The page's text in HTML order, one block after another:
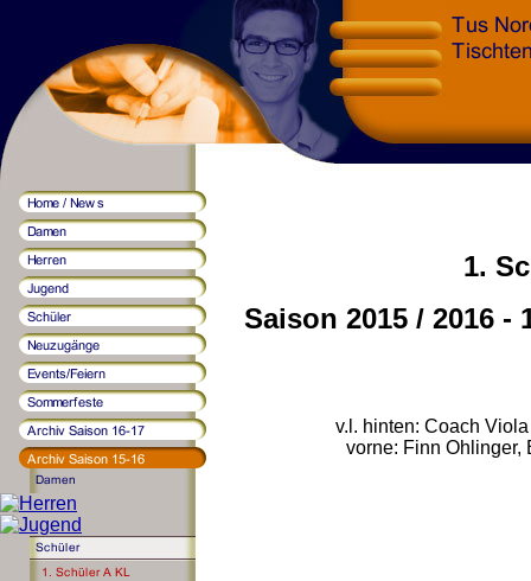
1.
Saison 2015 / 2016 -
v.l. hinten: Coach
vorne: Finn Ohlinger,